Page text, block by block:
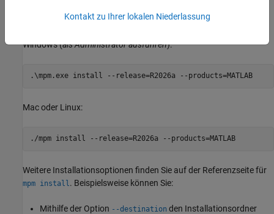
mpm install für Ihr Betriebssystem ausführen.
Windows (als Administrator ausführen):
.\mpm.exe install --release=R2026a --products=MATLAB
Macoder Linux:
./mpm install --release=R2026a --products=MATLAB
Weitere Installationsoptionen finden Sie auf der Referenzseite für
mpm install . Beispielsweise können Sie:
Mithilfe der Option --destination den Installationsordner
Kontakt zu Ihrer lokalen Niederlassung